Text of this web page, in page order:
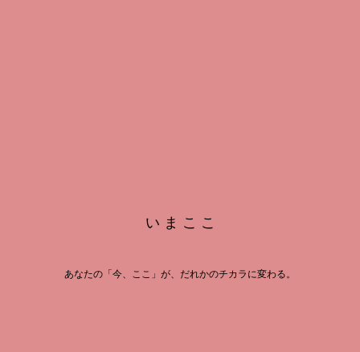
い ま こ こ
あなたの「今、ここ」が、だれかのチカラに変わる。